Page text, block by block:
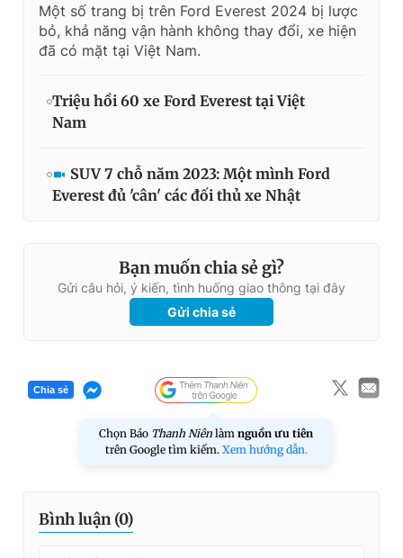
Một số trang bị trên Ford Everest 2024 bị lược
bỏ, khả năng vận hành không thay đổi, xe hiện
đã có mặt tại Việt Nam.
Triệu hồi 60 xe Ford Everest tại Việt
Nam
SUV 7 chỗ năm 2023: Một mình Ford
Everest đủ 'cân' các đối thủ xe Nhật
Bạn muốn chia sẻ gì?
Gửi câu hỏi, ý kiến, tình huống giao thông tại đây
Gửi chia sẻ
Chia sẻ
Chọn Báo Thanh Niên làm nguồn ưu tiên
trên Google tìm kiếm. Xem hướng dẫn.
Bình luận (0)